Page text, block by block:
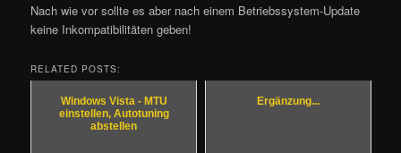
Nach wie vor sollte es aber nach einem Betriebssystem-Update
keine Inkompatibilitäten geben!
RELATED POSTS:
Windows Vista - MTU
einstellen, Autotuning
abstellen
Ergänzung...